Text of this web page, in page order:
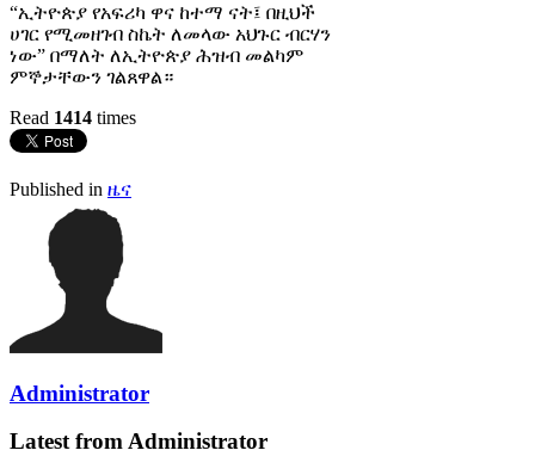
“ኢትዮጵያ የአፍሪካ ዋና ከተማ ናት፤ በዚህች
ሀገር የሚመዘገብ ስኬት ለመላው አህጉር ብርሃን
ነው” በማለት ለኢትዮጵያ ሕዝብ መልካም
ምኞታቸውን ገልጸዋል።
Read 1414 times
Published in ዜና
Administrator
Latest from Administrator